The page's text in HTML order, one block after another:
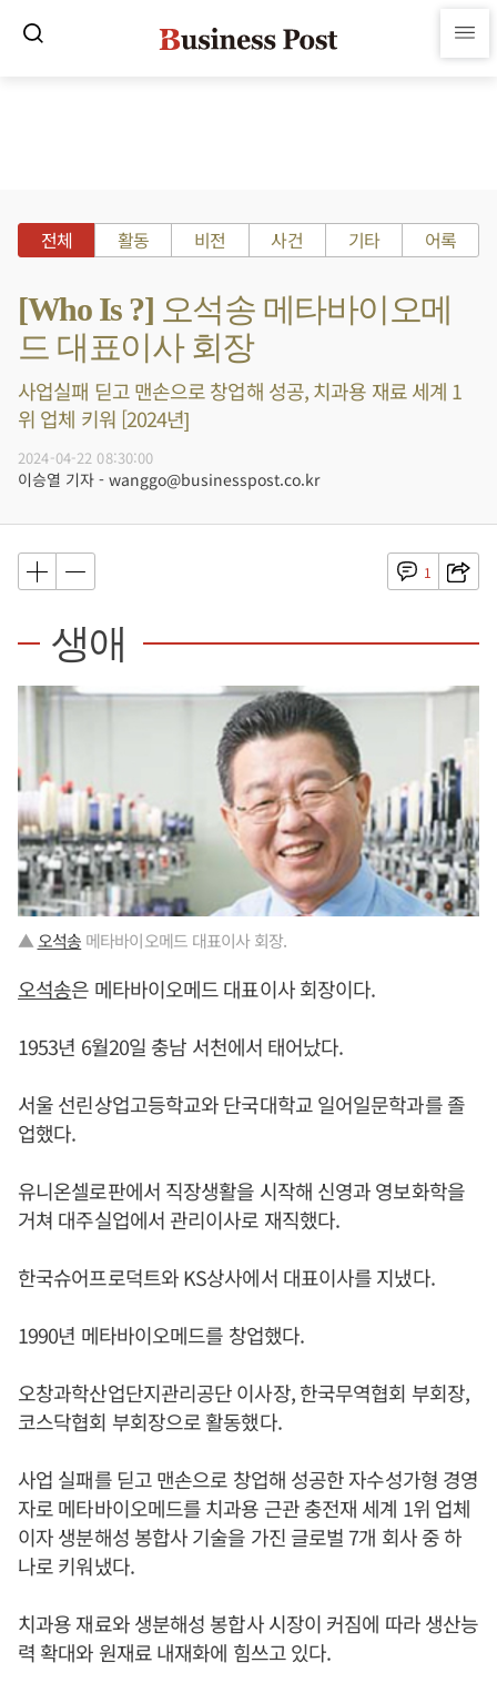
전체 활동 비전 사건 기타 어록
[Who Is ?] 오석송 메타바이오메
드 대표이사 회장
사업실패 딛고 맨손으로 창업해 성공, 치과용 재료 세계 1
위 업체 키워 [2024년]
2024-04-22 08:30:00
이승열 기자 - wanggo@businesspost.co.kr
1
생애
▲오석송 메타바이오메드 대표이사 회장.
오석송은 메타바이오메드 대표이사 회장이다.
1953년 6월20일 충남 서천에서 태어났다.
서울 선린상업고등학교와 단국대학교 일어일문학과를 졸
업했다.
유니온셀로판에서 직장생활을 시작해 신영과 영보화학을
거쳐 대주실업에서 관리이사로 재직했다.
한국슈어프로덕트와 KS상사에서 대표이사를 지냈다.
1990년 메타바이오메드를 창업했다.
오창과학산업단지관리공단 이사장, 한국무역협회 부회장,
코스닥협회 부회장으로 활동했다.
사업 실패를 딛고 맨손으로 창업해 성공한 자수성가형 경영
자로 메타바이오메드를 치과용 근관 충전재 세계 1위 업체
이자 생분해성 봉합사 기술을 가진 글로벌 7개 회사 중 하
나로 키워냈다.
치과용 재료와 생분해성 봉합사 시장이 커짐에 따라 생산능
력 확대와 원재료 내재화에 힘쓰고 있다.